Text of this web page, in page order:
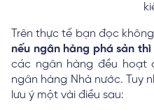
Trên thực tế bạn đọc
nếu ngân hàng phá sản thì
các ngân hàng đều hoạt
ngân hàng Nhà nước. Tuy
lưu ý một vài điều sau: